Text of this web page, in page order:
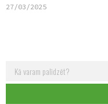
27/03/2025
Meklēt: